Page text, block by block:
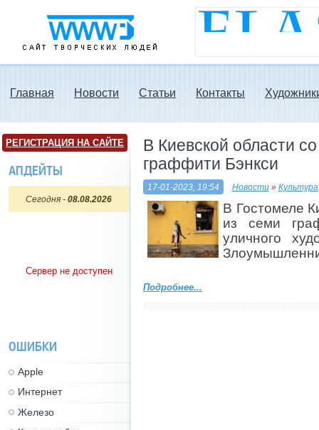
www3.ru - Сайт
творческих людей
Главная Новости Статьи Контакты
В Киевской области
граффити Бэнкси
17-01-2023, 19:54 Новости» Культура
В Гостомеле
из семи
уличного
Подробнее...
РЕГИСТРАЦИЯ НА САЙТЕ
АПДЕЙТЫ
Сегодня -08.08.2026
Сервер не доступен
ОШИБКИ
Apple
Интернет
Железо